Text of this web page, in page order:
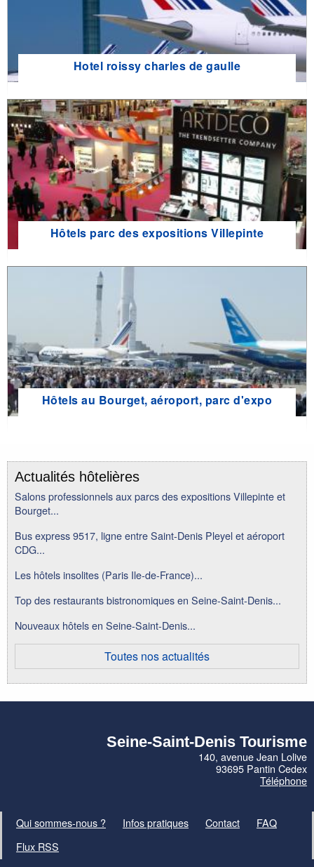
Hotel roissy charles de gaulle
Hôtels parc des expositions Villepinte
Hôtels au Bourget, aéroport, parc d'expo
Actualités hôtelières
Salons professionnels aux parcs des expositions Villepinte et
Bourget...
Bus express 9517, ligne entre Saint-Denis Pleyel et aéroport
CDG...
Les hôtels insolites (Paris Ile-de-France)...
Top des restaurants bistronomiques en Seine-Saint-Denis...
Nouveaux hôtels en Seine-Saint-Denis...
Toutes nos actualités
Seine-Saint-Denis Tourisme
140, avenue Jean Lolive
93695 Pantin Cedex
Téléphone
Qui sommes-nous ? Infos pratiques Contact
FAQ
Flux RSS